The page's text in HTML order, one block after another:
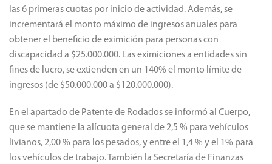
las 6 primeras cuotas por inicio de actividad.Además, se
incrementará el monto máximo de ingresos anuales para
obtener el beneficio de eximición para personas con
discapacidad a $25.000.000. Las eximiciones a entidades sin
fines de lucro, se extienden en un 140% el monto límite de
ingresos (de $50.000.000 a $120.000.000).
En el apartado de Patente de Rodados se informó al Cuerpo,
que se mantiene la alícuota general de 2,5 % para vehículos
livianos, 2,00 % para los pesados, y entre el 1,4 % y el 1% para
los vehículos de trabajo.También la Secretaría de Finanzas